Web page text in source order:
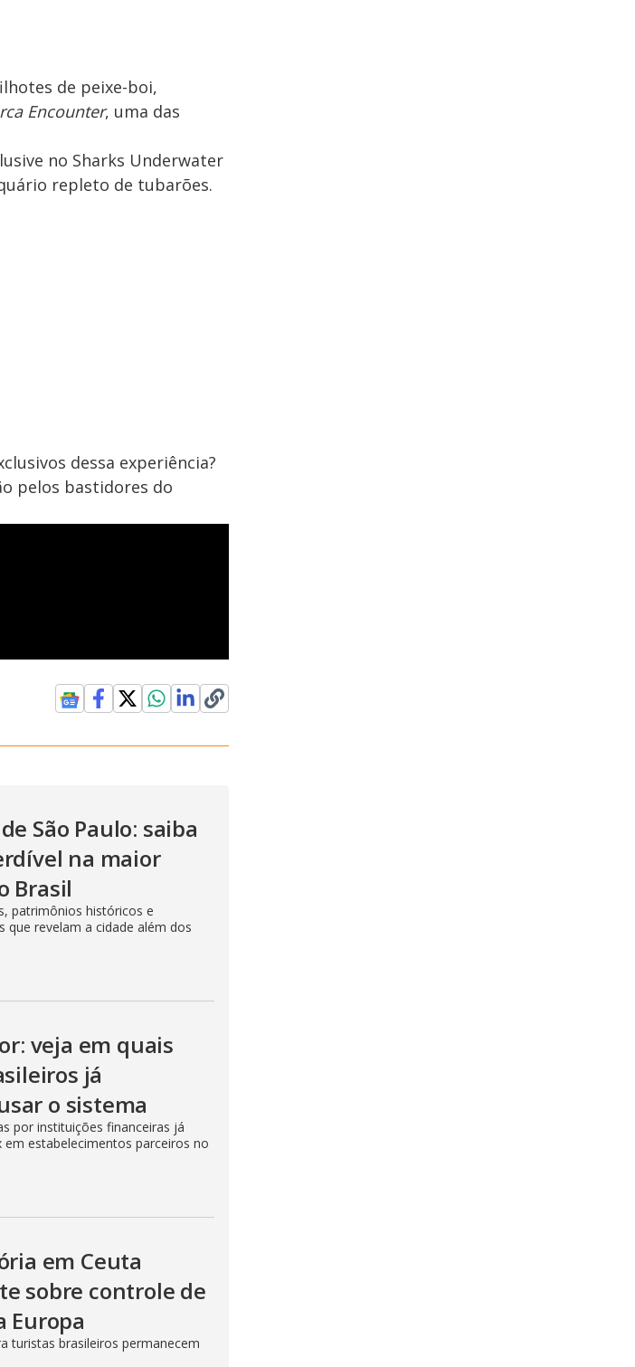
de peixe-boi,
Encounter, uma das
no Sharks Underwater
repleto de tubarões.
dessa experiência?
pelos bastidores do
São Paulo: saiba
na maior
Brasil
patrimônios históricos e
que revelam a cidade além dos
veja em quais
já
o sistema
por instituições financeiras já
estabelecimentos parceiros no
em Ceuta
sobre controle de
Europa
turistas brasileiros permanecem